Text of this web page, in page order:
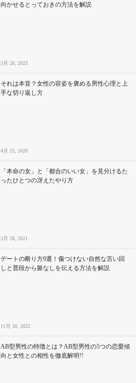
向かせるとっておきの方法を解説
3月 28, 2023
それは本音？女性の容姿を褒める男性心理と上
手な切り返し方
4月 22, 2020
「本命の女」と「都合のいい女」を見分けるた
ったひとつの冴えたやり方
3月 28, 2021
デートの断り方9選！傷つけない自然な言い回
しと普段から脈なしを伝える方法を解説
11月 30, 2022
AB型男性の特徴とは？AB型男性の5つの恋愛傾
向と女性との相性を徹底解明!!